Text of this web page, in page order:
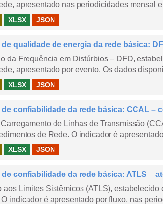
apresentado nas periodicidades mensal e
XLSX JSON
qualidade de energia da rede básica:
da Frequência em Distúrbios – DFD,
apresentado por evento. Os dados
XLSX JSON
confiabilidade da rede básica: CCAL –
de Linhas de Transmissão
de Rede. O indicador é
XLSX JSON
confiabilidade da rede básica: ATLS –
aos Limites Sistêmicos (ATLS),
indicador é apresentado por fluxo, nas